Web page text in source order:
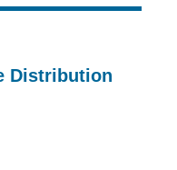
Distribution